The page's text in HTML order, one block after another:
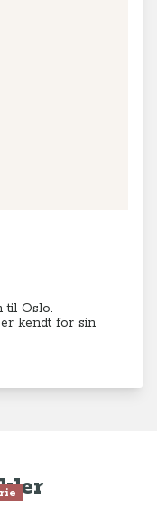
til Oslo.
kendt for sin